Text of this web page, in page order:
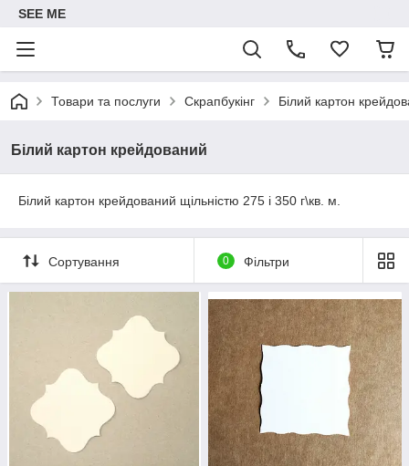
SEE ME
Товари та послуги Скрапбукінг Білий картон
Білий картон крейдований
Білий картон крейдований щільністю 275 і 350 г\кв. м.
Сортування 0 Фільтри